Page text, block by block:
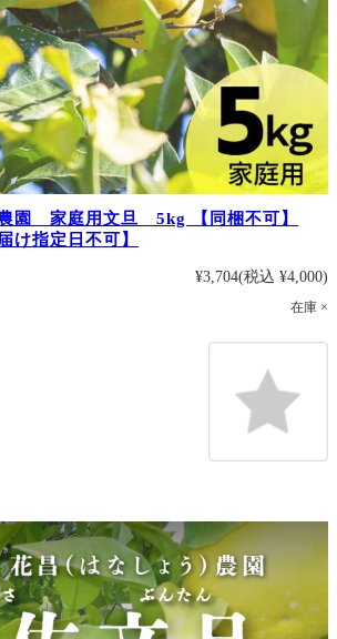
農園 家庭用文旦 5kg 【同梱不可】
け指定日不可】
¥3,704(税込 ¥4,000)
在庫 ×